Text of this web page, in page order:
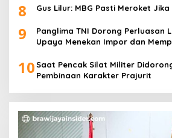
8 Gus Lilur: MBG Pasti Meroket
9
Panglima TNI Dorong Perluasan
Upaya Menekan Impor dan
10 Saat Pencak Silat Militer
Pembinaan Karakter Prajurit